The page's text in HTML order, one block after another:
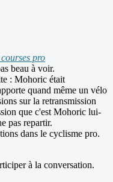
pro
beau à voir.
: Mohoric était
quand même un vélo
sur la retransmission
que c'est Mohoric lui-
pas repartir.
dans le cyclisme pro.
à la conversation.